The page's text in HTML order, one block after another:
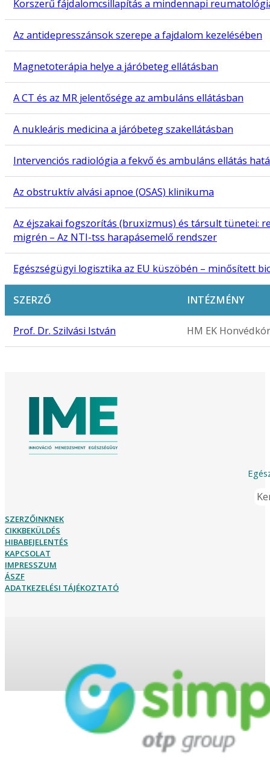
Korszerű fájdalomcsillapítás a mindennapi
Az antidepresszánsok szerepe a fajdalom kezelésében
Magnetoterápia helye a járóbeteg ellátásban
A CT és az MR jelentősége az ambuláns ellátásban
A nukleáris medicina a járóbeteg szakellátásban
Intervenciós radiológia a fekvő és ambuláns ellátás
Az obstruktív alvási apnoe (OSAS) klinikuma
Az éjszakai fogszorítás (bruxizmus) és társult tünetei:
migrén – Az NTI-tss harapásemelő rendszer
Egészségügyi logisztika az EU küszöbén – minősített
SZERZŐ INTÉZMÉNY
Prof. Dr. Szilvási István HM EK
SZERZŐINKNEK
CIKKBEKÜLDÉS
HIBABEJELENTÉS
KAPCSOLAT
IMPRESSZUM
ÁSZF
ADATKEZELÉSI TÁJÉKOZTATÓ